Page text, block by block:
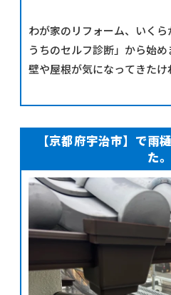
わが家のリフォーム、いく
うちのセルフ診断」から始めましょう
壁や屋根が気になってきた
たらいいの？」そんなお声
は ご自宅で簡単にできるチ
した。
【京都府宇治市】で雨
た。